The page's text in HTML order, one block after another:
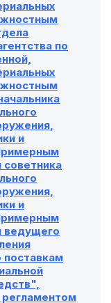
по
и
и
ведущего
поставкам